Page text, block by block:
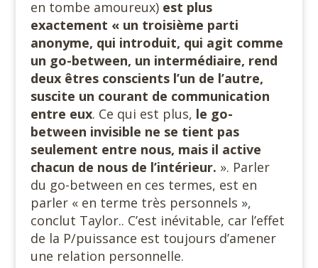
en tombe amoureux) est plus
exactement « un troisième parti
anonyme, qui introduit, qui agit comme
un go-between, un intermédiaire, rend
deux êtres conscients l’un de l’autre,
suscite un courant de communication
entre eux. Ce qui est plus, le go-
between invisible ne se tient pas
seulement entre nous, mais il active
chacun de nous de l’intérieur. ». Parler
du go-between en ces termes, est en
parler « en terme très personnels »,
conclut Taylor.. C’est inévitable, car l’effet
de la P/puissance est toujours d’amener
une relation personnelle.